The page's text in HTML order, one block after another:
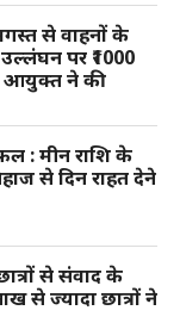
से वाहनों के
पर ₹1000
आयुक्त ने की
: मीन राशि के
से दिन राहत देने
से संवाद के
से ज्यादा छात्रों ने